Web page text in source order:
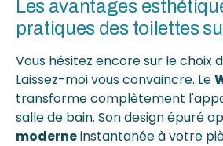
Les avantages
pratiques des toilettes
Vous hésitez encore sur le choix
Laissez-moi vous convaincre. Le
transforme complètement
salle de bain. Son design épuré
moderneinstantanée à votre